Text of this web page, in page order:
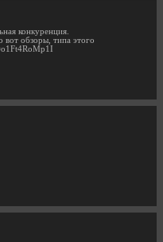
конкуренция.
вот обзоры, типа этого